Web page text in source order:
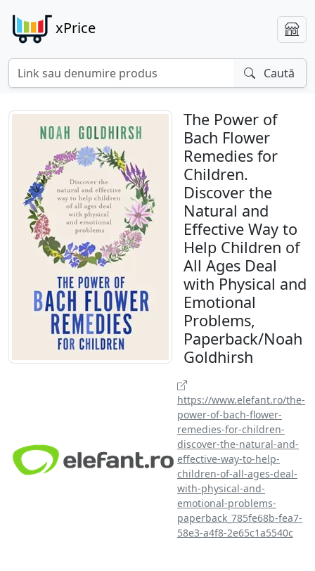
xPrice
Caută
The Power of
Bach Flower
Remedies for
Children.
Discover the
Natural and
Effective Way to
Help Children of
All Ages Deal
with Physical and
Emotional
Problems,
Paperback/Noah
Goldhirsh
https://www.elefant.ro/the-
power-of-bach-flower-
remedies-for-children-
discover-the-natural-and-
effective-way-to-help-
children-of-all-ages-deal-
with-physical-and-
emotional-problems-
paperback_785fe68b-fea7-
58e3-a4f8-2e65c1a5540c